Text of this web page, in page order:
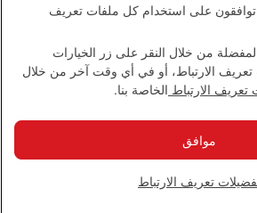
الارتباط
قانون مكافحة العبودية الحديثة
توافقون على استخدام كل ملفات تعريف
من خلال النقر على زر الخيارات
تعريف الارتباط، أو في أي وقت آخر من خلال
الارتباط الخاصة بنا.
تعريف الارتباط
موافق